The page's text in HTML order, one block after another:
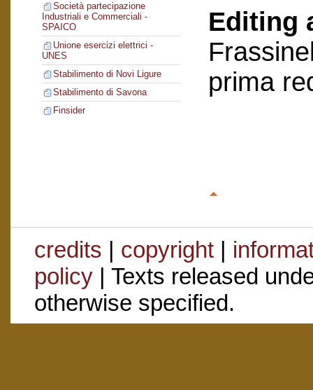
Società partecipazione
Industriali e Commerciali -
SPAICO
Unione esercizi elettrici -
UNES
Stabilimento di Novi Ligure
Stabilimento di Savona
Finsider
Editing
prima
credits | copyright|
policy| Texts released
otherwise specified.